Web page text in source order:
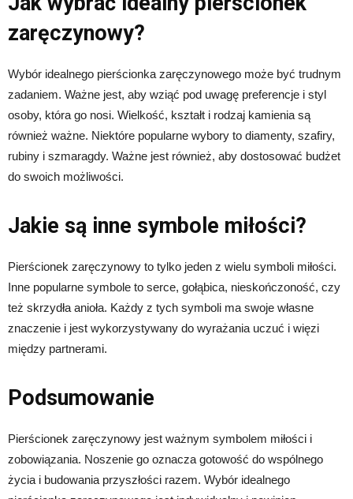
zaręczynowy?
Wybór idealnego pierścionka zaręczynowego może być trudnym
zadaniem. Ważne jest, aby wziąć pod uwagę preferencje i styl
osoby, która go nosi. Wielkość, kształt i rodzaj kamienia są
również ważne. Niektóre popularne wybory to diamenty, szafiry,
rubiny i szmaragdy. Ważne jest również, aby dostosować budżet
do swoich możliwości.
Jakie są inne symbole miłości?
Pierścionek zaręczynowy to tylko jeden z wielu symboli miłości.
Inne popularne symbole to serce, gołąbica, nieskończoność, czy
też skrzydła anioła. Każdy z tych symboli ma swoje własne
znaczenie i jest wykorzystywany do wyrażania uczuć i więzi
między partnerami.
Podsumowanie
Pierścionek zaręczynowy jest ważnym symbolem miłości i
zobowiązania. Noszenie go oznacza gotowość do wspólnego
życia i budowania przyszłości razem. Wybór idealnego